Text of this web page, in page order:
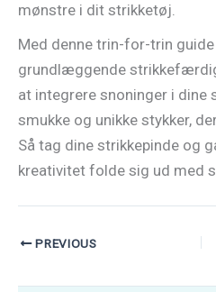
mønstre i dit strikketøj.
Med denne trin-for-trin
grundlæggende
at integrere snoninger i dine
smukke og unikke stykker,
Så tag dine strikkepinde og
kreativitet folde sig ud med
PREVIOUS